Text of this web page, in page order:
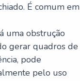
É comum em
uma obstrução
gerar quadros de
pode
pelo uso